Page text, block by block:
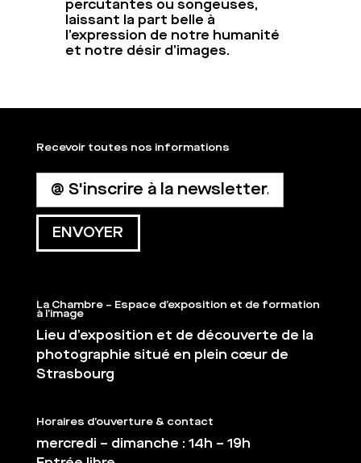
percutantes ou songeuses,
laissant la part belle à
l’expression de notre humanité
et notre désir d’images.
Recevoir toutes nos informations
La Chambre – Espace d’exposition et de formation
à l’image
Lieu d’exposition et de découverte de la
photographie situé en plein cœur de
Strasbourg
Horaires d’ouverture & contact
mercredi – dimanche : 14h – 19h